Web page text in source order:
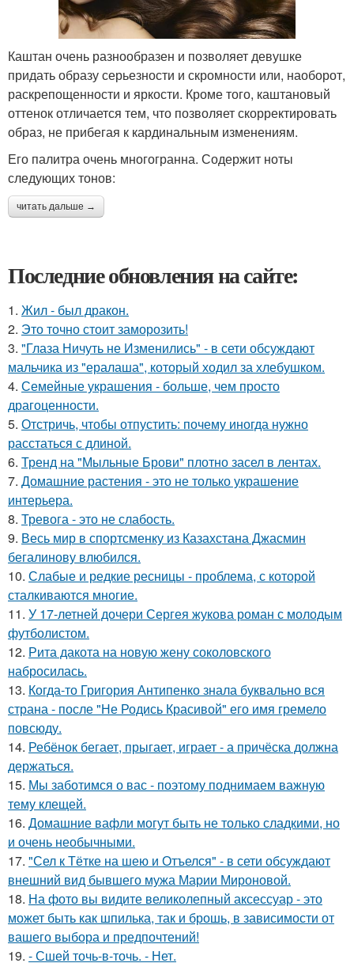
Каштан очень разнообразен и позволяет девушке
придать образу серьезности и скромности или, наоборот,
раскрепощенности и яркости. Кроме того, каштановый
оттенок отличается тем, что позволяет скорректировать
образ, не прибегая к кардинальным изменениям.
Его палитра очень многогранна. Содержит ноты
следующих тонов:
читать дальше →
Последние обновления на сайте:
1. Жил - был дракон.
2. Это точно стоит заморозить!
3. "Глаза Ничуть не Изменились" - в сети обсуждают
мальчика из "ералаша", который ходил за хлебушком.
4. Семейные украшения - больше, чем просто
драгоценности.
5. Отстричь, чтобы отпустить: почему иногда нужно
расстаться с длиной.
6. Тренд на "Мыльные Брови" плотно засел в лентах.
7. Домашние растения - это не только украшение
интерьера.
8. Тревога - это не слабость.
9. Весь мир в спортсменку из Казахстана Джасмин
бегалинову влюбился.
10. Слабые и редкие ресницы - проблема, с которой
сталкиваются многие.
11. У 17-летней дочери Сергея жукова роман с молодым
футболистом.
12. Рита дакота на новую жену соколовского
набросилась.
13. Когда-то Григория Антипенко знала буквально вся
страна - после "Не Родись Красивой" его имя гремело
повсюду.
14. Ребёнок бегает, прыгает, играет - а причёска должна
держаться.
15. Мы заботимся о вас - поэтому поднимаем важную
тему клещей.
16. Домашние вафли могут быть не только сладкими, но
и очень необычными.
17. "Сел к Тётке на шею и Отъелся" - в сети обсуждают
внешний вид бывшего мужа Марии Мироновой.
18. На фото вы видите великолепный аксессуар - это
может быть как шпилька, так и брошь, в зависимости от
вашего выбора и предпочтений!
19. - Сшей точь-в-точь. - Нет.